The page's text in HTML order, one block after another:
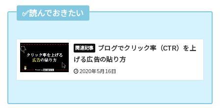
✅読んでおきたい
ブログでクリック率（CTR）を上
げる広告の貼り方
2020年5月16日